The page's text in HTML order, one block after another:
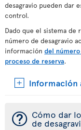
desagravio pueden dar
control.
Dado que el sistema de
número de desagravio
información del
proceso de reserva.
Información
¯ Cómo dar
de